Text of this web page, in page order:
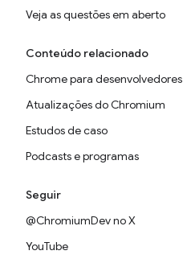
Veja as questões em aberto
Conteúdo relacionado
Chrome para desenvolvedores
Atualizações do Chromium
Estudos de caso
Podcasts e programas
Seguir
@ChromiumDev no X
YouTube